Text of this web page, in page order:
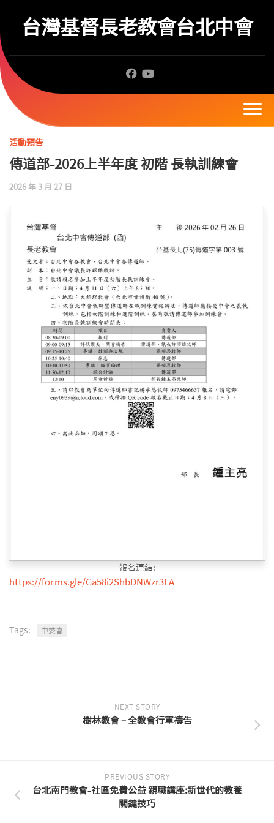
content台灣基督長老教會台北中會
活動預告
傳道部-2026上半年度 初階 長執訓練會
2026 年 3 月 27 日
報名連結:
https://forms.gle/Ga58i2ShbDNWzr3FA
Tags: 中委會
NEXT STORY
樹林教會 – 全教會行軍禱告
PREVIOUS STORY
台北南門教會-社區免費公益 親職講座:新世代的教養
關鍵技巧